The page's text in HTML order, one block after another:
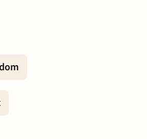
Oppdragsvilkår